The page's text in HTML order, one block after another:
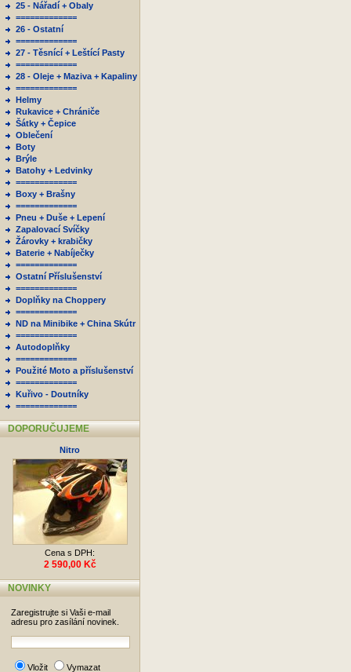
25 - Nářadí + Obaly
=============
26 - Ostatní
=============
27 - Těsnící + Leštící Pasty
=============
28 - Oleje + Maziva + Kapaliny
=============
Helmy
Rukavice + Chrániče
Šátky + Čepice
Oblečení
Boty
Brýle
Batohy + Ledvinky
=============
Boxy + Brašny
=============
Pneu + Duše + Lepení
Zapalovací Svíčky
Žárovky + krabičky
Baterie + Nabíječky
=============
Ostatní Příslušenství
=============
Doplňky na Choppery
=============
ND na Minibike + China Skútr
=============
Autodoplňky
=============
Použité Moto a příslušenství
=============
Kuřivo - Doutníky
=============
DOPORUČUJEME
Nitro
Cena s DPH:
2 590,00 Kč
NOVINKY
Zaregistrujte si Vaši e-mail
adresu pro zasílání novinek.
Vložit Vymazat